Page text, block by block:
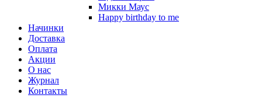
Микки Маус
Happy birthday to me
Начинки
Доставка
Оплата
Акции
О нас
Журнал
Контакты